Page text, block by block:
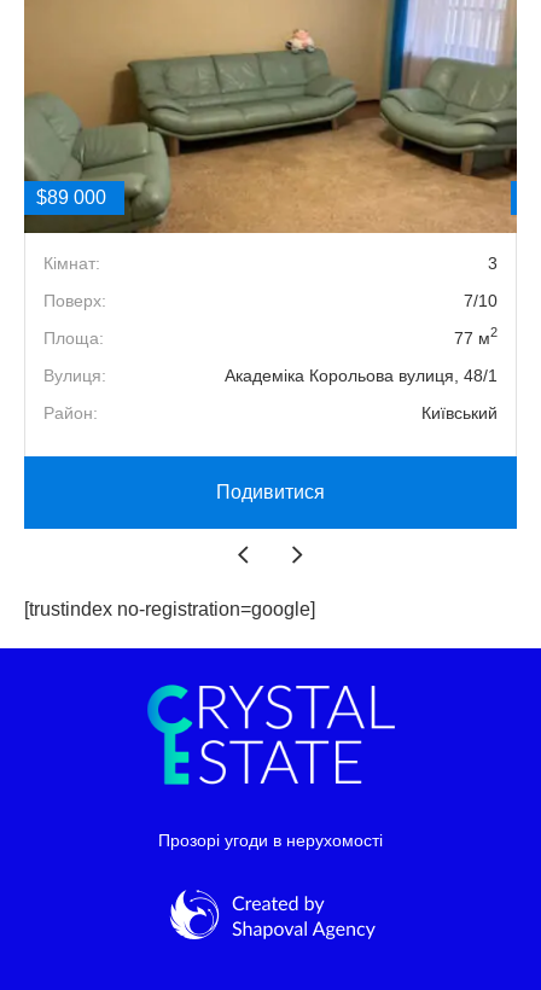
$89 000
Кімнат:
3
Поверх:
7/10
Площа:
77 м2
Вулиця:
Академіка Корольова вулиця, 48/1
Район:
Київський
Подивитися
[trustindex no-registration=google]
Прозорі угоди в нерухомості